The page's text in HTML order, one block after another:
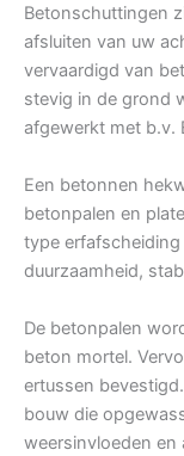
Betonschuttingen
afsluiten van uw
vervaardigd van
stevig in de grond
afgewerkt met b.v.
Een betonnen
betonpalen en
type
duurzaamheid,
De betonpalen
beton mortel.
ertussen
bouw die
weersinvloeden en